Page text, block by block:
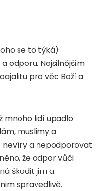
se to týká)
odporu. Nejsilnějším
pro věc Boží a
mnoho lidí upadlo
muslimy a
nevíry a nepodporovat
že odpor vůči
škodit jim a
spravedlivě.